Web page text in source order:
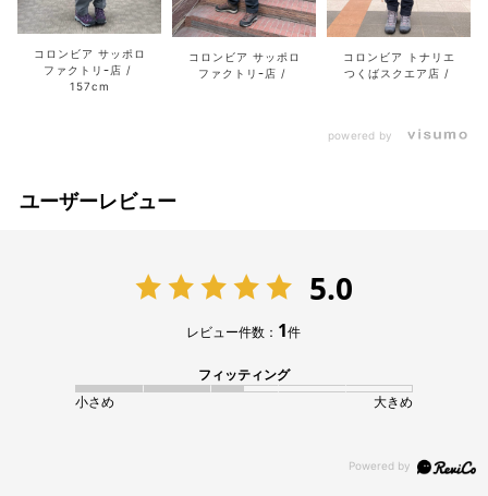
コロンビア サッポロ
ファクトリｰ店
157cm
コロンビア サッポロ
ファクトリｰ店
コロンビア トナリエ
つくばスクエア店
powered by
ユーザーレビュー
5.0
レビュー件数： 1件
フィッティング
小さめ
大きめ